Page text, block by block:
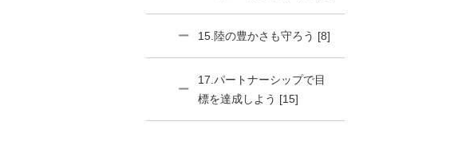
15.陸の豊かさも守ろう [8]
17.パートナーシップで目
標を達成しよう [15]